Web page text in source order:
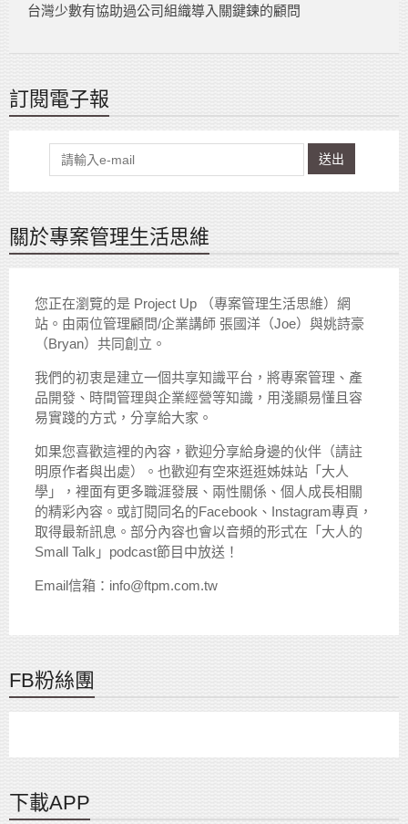
台灣少數有協助過公司組織導入關鍵鍊的顧問
訂閱電子報
送出
關於專案管理生活思維
您正在瀏覽的是 Project Up （專案管理生活思維）網
站。由兩位管理顧問/企業講師 張國洋（Joe）與姚詩豪
（Bryan）共同創立。
我們的初衷是建立一個共享知識平台，將專案管理、產
品開發、時間管理與企業經營等知識，用淺顯易懂且容
易實踐的方式，分享給大家。
如果您喜歡這裡的內容，歡迎分享給身邊的伙伴（請註
明原作者與出處）。也歡迎有空來逛逛姊妹站「大人
學」，裡面有更多職涯發展、兩性關係、個人成長相關
的精彩內容。或訂閱同名的Facebook、Instagram專頁，
取得最新訊息。部分內容也會以音頻的形式在「大人的
Small Talk」podcast節目中放送！
Email信箱：info@ftpm.com.tw
FB粉絲團
下載APP